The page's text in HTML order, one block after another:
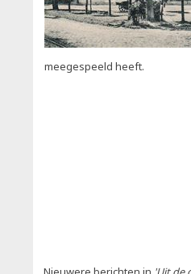
meegespeeld heeft.